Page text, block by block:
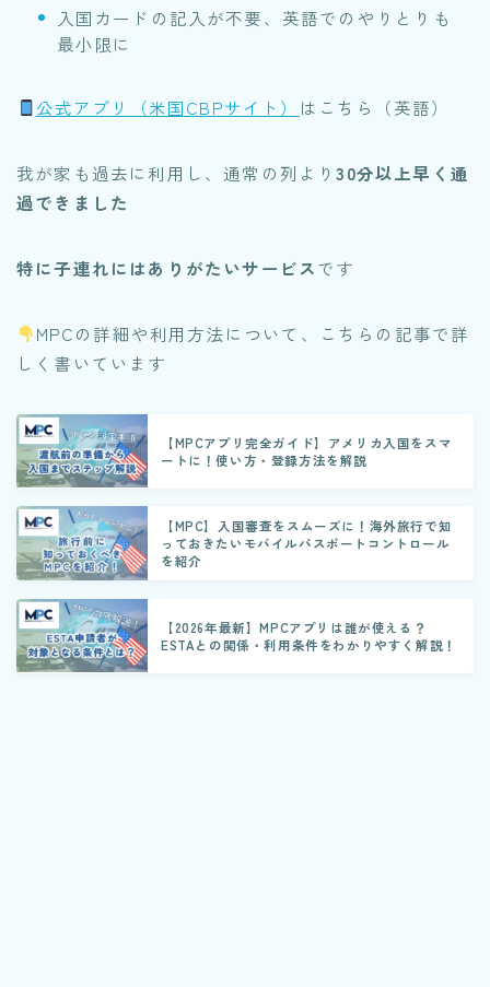
入国カードの記入が不要、英語でのやりとりも
最小限に
公式アプリ（米国CBPサイト） はこちら（英語）
我が家も過去に利用し、通常の列より30分以上早く通
過できました
特に子連れにはありがたいサービスです
MPCの詳細や利用方法について、こちらの記事で詳
しく書いています
【MPCアプリ完全ガイド】アメリカ入国をスマ
ートに！使い方・登録方法を解説
【MPC】入国審査をスムーズに！海外旅行で知
っておきたいモバイルパスポートコントロール
を紹介
【2026年最新】MPCアプリは誰が使える？
ESTAとの関係・利用条件をわかりやすく解説！